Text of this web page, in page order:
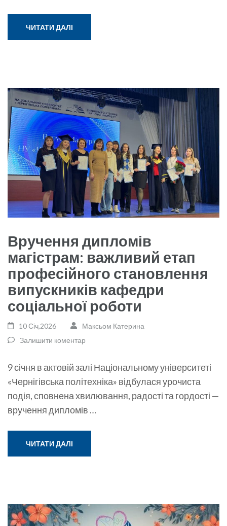
ЧИТАТИ ДАЛІ
Вручення дипломів
магістрам: важливий етап
професійного становлення
випускників кафедри
соціальної роботи
10 Січ,2026
Максьом Катерина
Залишити коментар
9 січня в актовій залі Національному університеті
«Чернігівська політехніка» відбулася урочиста
подія, сповнена хвилювання, радості та гордості —
вручення дипломів …
ЧИТАТИ ДАЛІ